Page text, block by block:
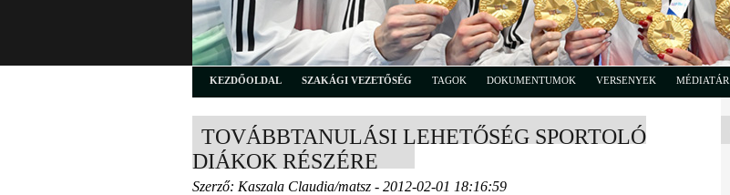
KEZDŐOLDAL SZAKÁGI VEZETŐSÉG TAGOK DOKUMENTUMOK VERSENYEK MÉDIATÁR
TOVÁBBTANULÁSI LEHETŐSÉG SPORTOLÓ
DIÁKOK RÉSZÉRE
Szerző: Kaszala Claudia/matsz - 2012-02-01 18:16:59